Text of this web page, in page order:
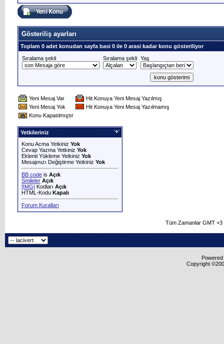
Gösteriliş ayarları
Toplam 0 adet konudan sayfa basi 0 ile 0 arasi kadar konu gösteriliyor
Sıralama şekli
Sıralama şekli Yaş
Yeni Mesaj Var
Hit Konuya Yeni Mesaj Yazılmış
Yeni Mesaj Yok
Hit Konuya Yeni Mesaj Yazılmamış
Konu Kapatılmıştır
Yetkileriniz
Konu Acma Yetkiniz Yok
Cevap Yazma Yetkiniz Yok
Eklenti Yükleme Yetkiniz Yok
Mesajınızı Değiştirme Yetkiniz Yok
BB code is Açık
Smileler Açık
[IMG] Kodları Açık
HTML-Kodu Kapalı
Forum Kuralları
Tüm Zamanlar GMT
Copyright